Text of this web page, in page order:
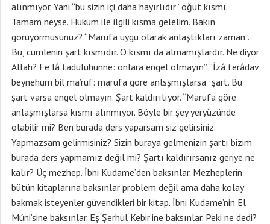
alınmıyor. Yani “bu sizin içi daha hayırlıdır” öğüt kısmı.
Tamam neyse. Hüküm ile ilgili kısma gelelim. Bakın
görüyormusunuz? “Marufa uygu olarak anlaştıkları zaman”.
Bu, cümlenin şart kısmıdır. O kısmı da almamışlardır. Ne diyor
Allah? Fe lâ taduluhunne: onlara engel olmayın”. “İzâ terâdav
beynehum bil ma’ruf: marufa göre anlsşmışlarsa” şart. Bu
şart varsa engel olmayın. Şart kaldırılıyor. “Marufa göre
anlaşmışlarsa kısmı alınmıyor. Böyle bir şey yeryüzünde
olabilir mi? Ben burada ders yaparsam siz gelirsiniz.
Yapmazsam gelirmisiniz? Sizin buraya gelmenizin şartı bizim
burada ders yapmamız değil mi? Şartı kaldırırsanız geriye ne
kalır? Üç mezhep. İbni Kudame’den baksınlar. Mezheplerin
bütün kitaplarına baksınlar problem değil ama daha kolay
bakmak isteyenler güvendikleri bir kitap. İbni Kudame’nin El
Múni’sine baksınlar. Eş Şerhul Kebir’ine baksınlar. Peki ne dedi?